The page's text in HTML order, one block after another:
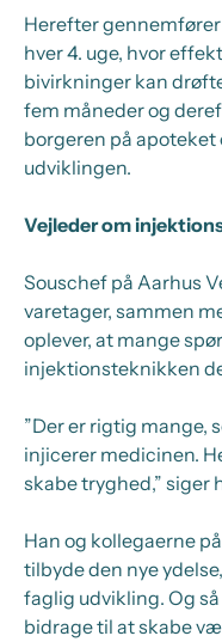
Herefter
hver 4. uge, hvor
bivirkninger kan
fem måneder og
borgeren på apoteket
udviklingen.
Vejleder om
Souschef på Aarhus
varetager, sammen
oplever, at mange
injektionsteknikken
”Der er rigtig mange,
injicerer medicinen.
skabe tryghed,” siger
Han og kollegaerne
tilbyde den nye
faglig udvikling. Og
bidrage til at skabe